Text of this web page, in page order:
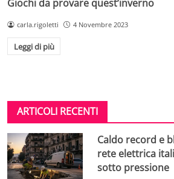
Giochi da provare quest’inverno
carla.rigoletti 4 Novembre 2023
Leggi di più
ARTICOLI RECENTI
Caldo record e
rete elettrica
sotto pressione